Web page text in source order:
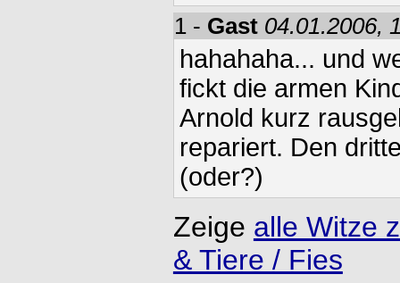
1 - Gast 04.01.2006,
hahahaha... und
fickt die armen
Arnold kurz
repariert. Den
(oder?)
Zeige alle Witze
& Tiere / Fies